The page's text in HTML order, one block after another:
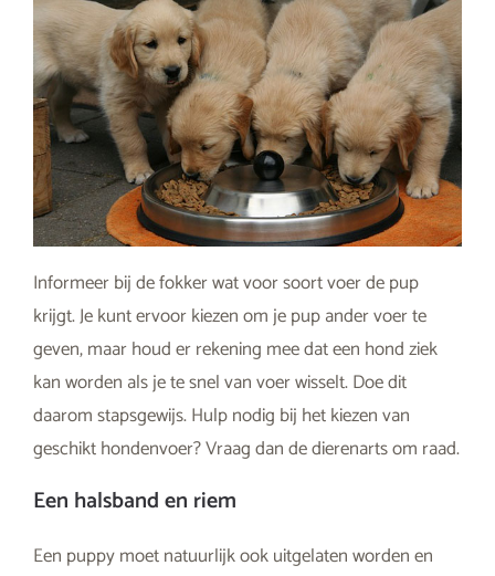
Informeer bij de fokker wat voor soort voer de pup
krijgt. Je kunt ervoor kiezen om je pup ander voer te
geven, maar houd er rekening mee dat een hond ziek
kan worden als je te snel van voer wisselt. Doe dit
daarom stapsgewijs. Hulp nodig bij het kiezen van
geschikt hondenvoer? Vraag dan de dierenarts om raad.
Een halsband en riem
Een puppy moet natuurlijk ook uitgelaten worden en